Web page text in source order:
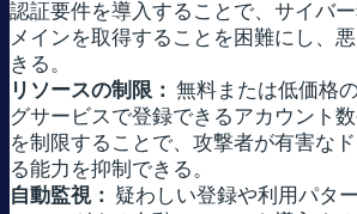
認証要件を導入することで、サイバ
メインを取得することを困難にし、
きる。
リソースの制限： 無料または低価格
グサービスで登録できるアカウント
を制限することで、攻撃者が有害な
る能力を抑制できる。
自動監視： 疑わしい登録や利用パタ